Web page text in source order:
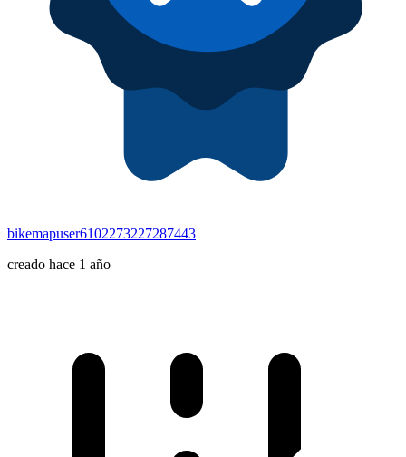
bikemapuser6102273227287443
creado hace 1 año